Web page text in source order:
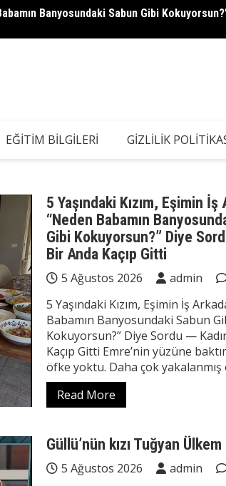
Banyosundaki Sabun Gibi
EĞITIM BILGILERI GIZLILIK
5 Yaşındaki Kızım, Eşimin İş
“Neden Babamın
Gibi Kokuyorsun?” Diye
Bir Anda Kaçıp Gitti
5 Ağustos 2026 admin
5 Yaşındaki Kızım, Eşimin İş
Babamın Banyosundaki Sabun
Kokuyorsun?” Diye Sordu —
Kaçıp Gitti Emre’nin yüzüne
öfke yoktu. Daha çok yakalanmış
Read More
Güllü’nün kızı Tuğyan
5 Ağustos 2026 admin